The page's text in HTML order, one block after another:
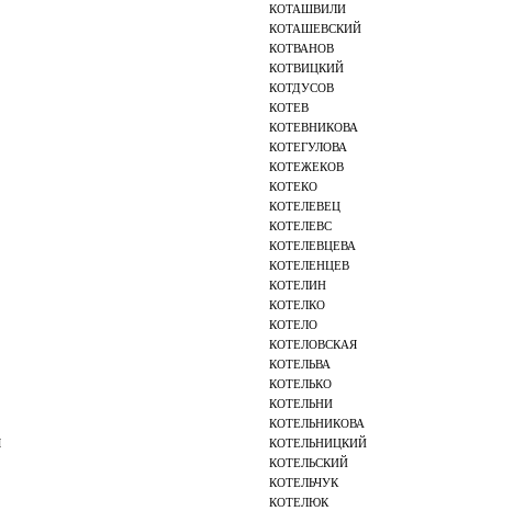
КОТАШВИЛИ
КОТАШЕВСКИЙ
КОТВАНОВ
КОТВИЦКИЙ
КОТДУСОВ
КОТЕВ
КОТЕВНИКОВА
КОТЕГУЛОВА
КОТЕЖЕКОВ
КОТЕКО
КОТЕЛЕВЕЦ
КОТЕЛЕВС
КОТЕЛЕВЦЕВА
КОТЕЛЕНЦЕВ
КОТЕЛИН
КОТЕЛКО
КОТЕЛО
КОТЕЛОВСКАЯ
КОТЕЛЬВА
КОТЕЛЬКО
КОТЕЛЬНИ
КОТЕЛЬНИКОВА
КОТЕЛЬНИЦКИЙ
КОТЕЛЬСКИЙ
КОТЕЛЬЧУК
КОТЕЛЮК